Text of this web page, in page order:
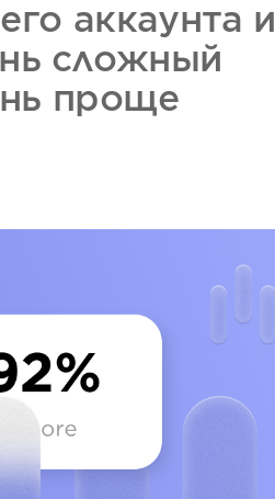
аккаунта и
сложный
проще